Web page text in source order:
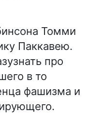
Томми
Паккавею.
про
в то
фашизма и